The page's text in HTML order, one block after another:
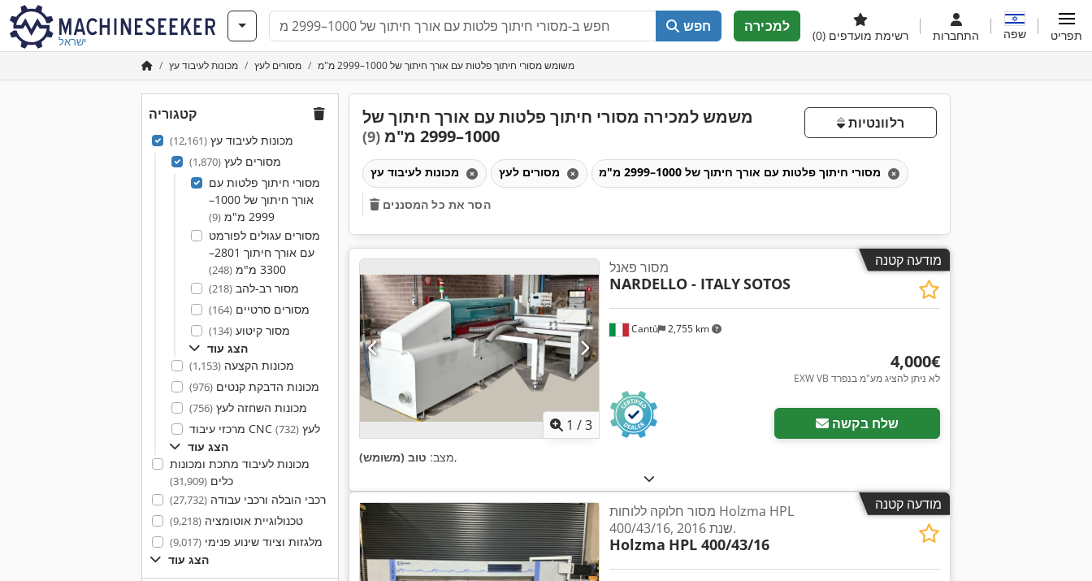
ישראל
חפש למכירה
רשימת מועדפים (0) התחברות שפה תפריט
מכונות לעיבוד עץ מסורים לעץ משומש מסורי חיתוך פלטות עם אורך חיתוך של 1000–2999 מ"מ
קטגוריה
מכונות לעיבוד עץ(12,161)
מסורים לעץ(1,870)
מסורי חיתוך פלטות עם
אורך חיתוך של 1000–
2999 מ"מ
(9)
מסורים עגולים לפורמט
עם אורך חיתוך 2801–
3300 מ"מ
(248)
מסור רב-להב(218)
מסורים סרטיים(164)
מסור קיטוע(134)
הצג עוד
מכונות הקצעה(1,153)
מכונות הדבקת קנטים(976)
מכונות השחזה לעץ(756)
מרכזי עיבוד CNC לעץ(732)
הצג עוד
מכונות לעיבוד מתכת ומכונות
כלים(31,909)
רכבי הובלה ורכבי עבודה(27,732)
טכנולוגיית אוטומציה(9,218)
מלגזות וציוד שינוע פנימי(9,017)
הצג עוד
משמש למכירה מסורי חיתוך פלטות עם אורך חיתוך של
1000–2999 מ"מ
(9)
רלוונטיות
הסר את כל המסננים
מודעה קטנה
1 /3
Cantù 2,755 km
מסור פאנל
NARDELLO - ITALYSOTOS
‏4,000 ‏€
EXW VB לא ניתן להציג מע"מ בנפרד
שלח בקשה
מצב: טוב (משומש) ,
מודעה קטנה
מסור חלוקה ללוחות Holzma HPL
400/43/16, שנת 2016.
Holzma HPL 400/43/16